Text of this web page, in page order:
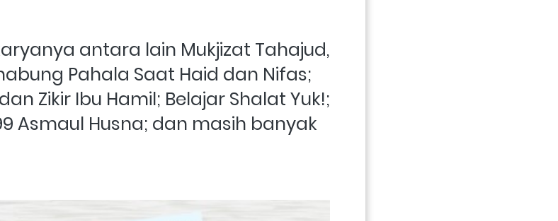
antara lain Mukjizat Tahajud,
Pahala Saat Haid dan Nifas;
Zikir Ibu Hamil; Belajar Shalat Yuk!;
Asmaul Husna; dan masih banyak